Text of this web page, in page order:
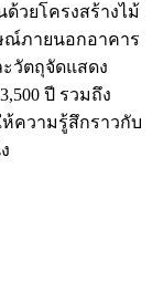
วยโครงสร้างไม้
ณ์ภายนอกอาคาร
วัตถุจัดแสดง
ปี รวมถึง
ความรู้สึกราวกับ